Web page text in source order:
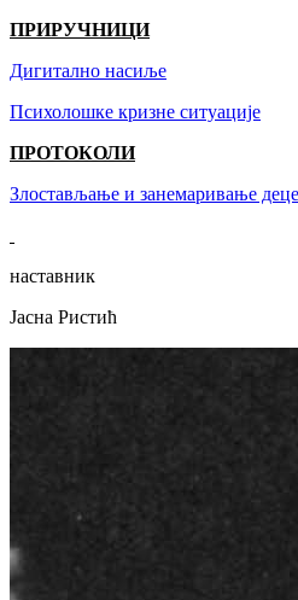
ПРИРУЧНИЦИ
Дигитално насиље
Психолошке кризне ситуације
ПРОТОКОЛИ
Злостављање и занемаривање деце
наставник
Јасна Ристић